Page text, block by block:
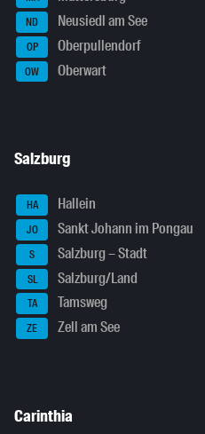
ND Neusiedl am See
OP Oberpullendorf
OW Oberwart
Salzburg
HA Hallein
JO Sankt Johann im Pongau
S Salzburg – Stadt
SL Salzburg/Land
TA Tamsweg
ZE Zell am See
Carinthia